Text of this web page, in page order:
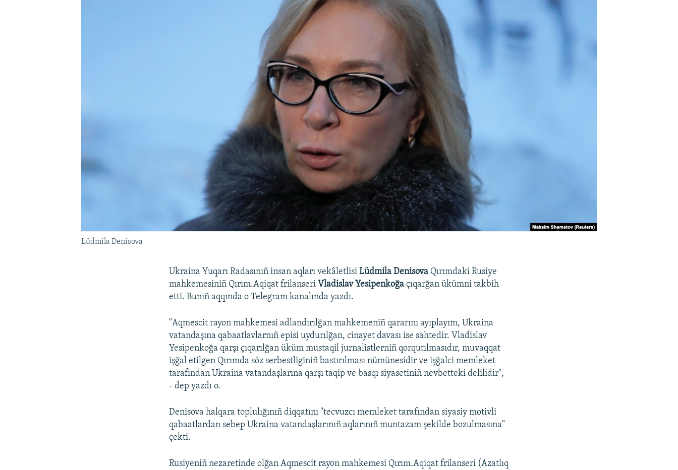
Lüdmila Denisova
Ukraina Yuqarı Radasınıñ insan aqları vekâletlisi Lüdmila Denisova Qırımdaki Rusiye
mahkemesiniñ Qırım.Aqiqat frilanseri Vladislav Yesipenkoğa çıqarğan ükümni takbih
etti. Bunıñ aqqında o Telegram kanalında yazdı.
"Aqmescit rayon mahkemesi adlandırılğan mahkemeniñ qararını ayıplayım, Ukraina
vatandaşına qabaatlavlarnıñ episi uydurılğan, cinayet davası ise sahtedir. Vladislav
Yesipenkoğa qarşı çıqarılğan üküm mustaqil jurnalistlerniñ qorqutılmasıdır, muvaqqat
işğal etilgen Qırımda söz serbestliginiñ bastırılması nümünesidir ve işğalci memleket
tarafından Ukraina vatandaşlarına qarşı taqip ve basqı siyasetiniñ nevbetteki delilidir",
- dep yazdı o.
Denisova halqara toplulığınıñ diqqatını "tecvuzcı memleket tarafından siyasiy motivli
qabaatlardan sebep Ukraina vatandaşlarınıñ aqlarınıñ muntazam şekilde bozulmasına"
çekti.
Rusiyeniñ nezaretinde olğan Aqmescit rayon mahkemesi Qırım.Aqiqat frilanseri (Azatlıq